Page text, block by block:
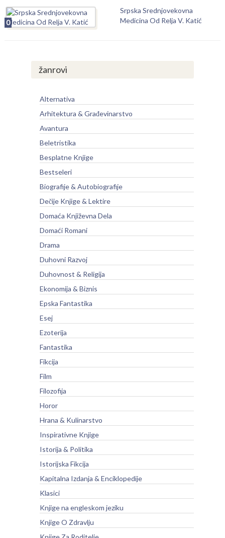
0
Srpska Srednjovekovna
Medicina Od Relja V. Katić
žanrovi
Alternativa
Arhitektura & Građevinarstvo
Avantura
Beletristika
Besplatne Knjige
Bestseleri
Biografije & Autobiografije
Dečije Knjige & Lektire
Domaća Književna Dela
Domaći Romani
Drama
Duhovni Razvoj
Duhovnost & Religija
Ekonomija & Biznis
Epska Fantastika
Esej
Ezoterija
Fantastika
Fikcija
Film
Filozofija
Horor
Hrana & Kulinarstvo
Inspirativne Knjige
Istorija & Politika
Istorijska Fikcija
Kapitalna Izdanja & Enciklopedije
Klasici
Knjige na engleskom jeziku
Knjige O Zdravlju